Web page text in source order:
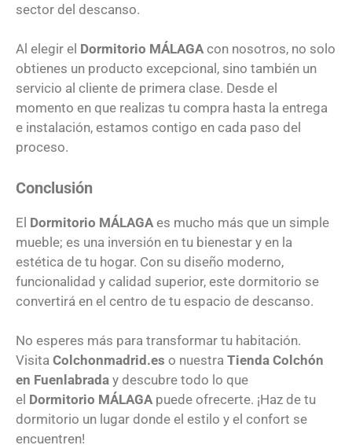
sector del descanso.
Al elegir el Dormitorio MÁLAGAcon nosotros, no solo
obtienes un producto excepcional, sino también un
servicio al cliente de primera clase. Desde el
momento en que realizas tu compra hasta la entrega
e instalación, estamos contigo en cada paso del
proceso.
Conclusión
El Dormitorio MÁLAGA es mucho más que un simple
mueble; es una inversión en tu bienestar y en la
estética de tu hogar. Con su diseño moderno,
funcionalidad y calidad superior, este dormitorio se
convertirá en el centro de tu espacio de descanso.
No esperes más para transformar tu habitación.
Visita Colchonmadrid.es o nuestra Tienda Colchón
en Fuenlabrada y descubre todo lo que
el Dormitorio MÁLAGA puede ofrecerte. ¡Haz de tu
dormitorio un lugar donde el estilo y el confort se
encuentren!